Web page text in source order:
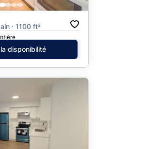
· 1100 ft²
disponibilité